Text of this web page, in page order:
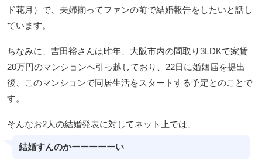
ド花月）で、夫婦揃ってファンの前で結婚報告をしたいと話し
ています。
ちなみに、吉田裕さんは昨年、大阪市内の間取り3LDKで家賃
20万円のマンションへ引っ越しており、22日に婚姻届を提出
後、このマンションで同居生活をスタートする予定とのことで
す。
そんなお2人の結婚発表に対してネット上では、
結婚すんのかーーーーーい